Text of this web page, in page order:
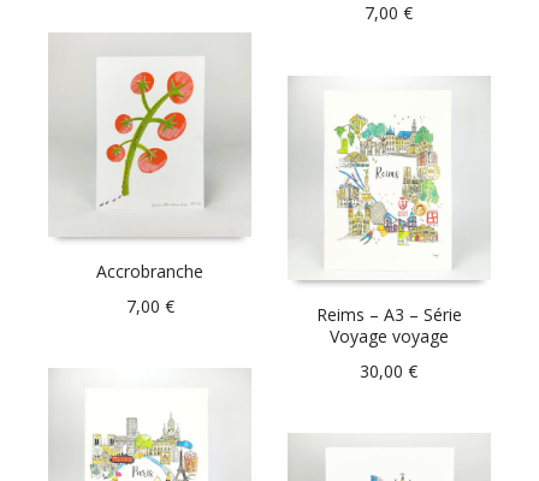
7,00€
Accrobranche
7,00 €
Reims – A3 – Série
Voyage voyage
30,00€